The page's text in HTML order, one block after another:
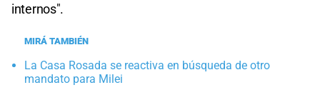
internos".
MIRÁ TAMBIÉN
La Casa Rosada se reactiva en búsqueda de otro
mandato para Milei